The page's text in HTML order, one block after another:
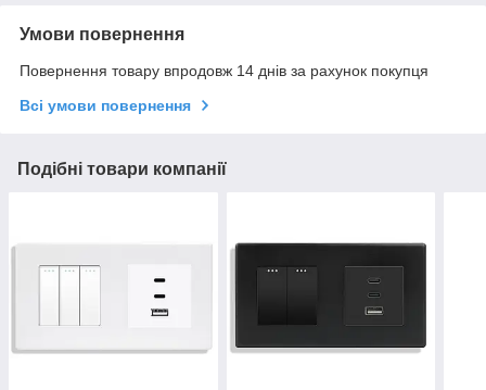
Умови повернення
Повернення товару впродовж 14 днів за рахунок покупця
Всі умови повернення
Подібні товари компанії